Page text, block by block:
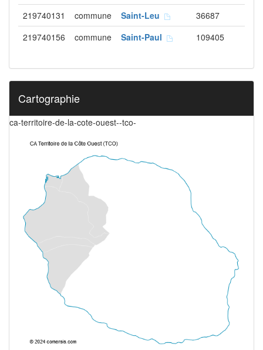
219740131 commune Saint-Leu
36687
219740156
commune Saint-Paul 109405
Cartographie
ca-territoire-de-la-cote-ouest--tco-